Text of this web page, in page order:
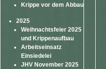
Krippe vor dem Abbau
2025
Weihnachtsfeier 2025
und Krippenaufbau
Arbeitseinsatz
Einsiedelei
JHV November 2025